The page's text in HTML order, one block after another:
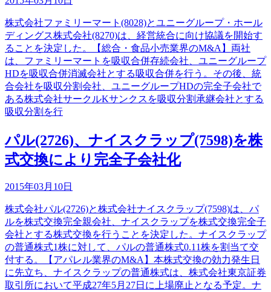
株式会社ファミリーマート(8028)とユニーグループ・ホール
ディングス株式会社(8270)は、経営統合に向け協議を開始す
ることを決定した。【総合・食品小売業界のM&A】両社
は、ファミリーマートを吸収合併存続会社、ユニーグループ
HDを吸収合併消滅会社とする吸収合併を行う。その後、統
合会社を吸収分割会社、ユニーグループHDの完全子会社で
ある株式会社サークルKサンクスを吸収分割承継会社とする
吸収分割を行
パル(2726)、ナイスクラップ(7598)を株
式交換により完全子会社化
2015年03月10日
株式会社パル(2726)と株式会社ナイスクラップ(7598)は、パ
ルを株式交換完全親会社、ナイスクラップを株式交換完全子
会社とする株式交換を行うことを決定した。ナイスクラップ
の普通株式1株に対して、パルの普通株式0.11株を割当て交
付する。【アパレル業界のM&A】本株式交換の効力発生日
に先立ち、ナイスクラップの普通株式は、株式会社東京証券
取引所において平成27年5月27日に上場廃止となる予定。ナ